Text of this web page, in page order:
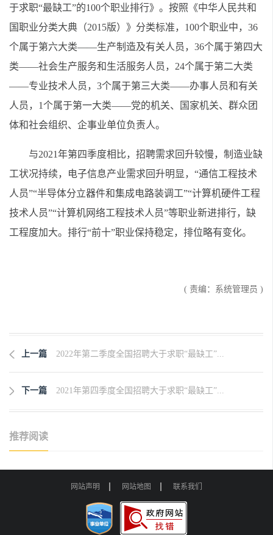
于求职“最缺工”的100个职业排行》。按照《中华人民共和
国职业分类大典（2015版）》分类标准，100个职业中，36
个属于第六大类——生产制造及有关人员，36个属于第四大
类——社会生产服务和生活服务人员，24个属于第二大类
——专业技术人员，3个属于第三大类——办事人员和有关
人员，1个属于第一大类——党的机关、国家机关、群众团
体和社会组织、企事业单位负责人。
与2021年第四季度相比，招聘需求回升较慢，制造业缺
工状况持续，电子信息产业需求回升明显，“通信工程技术
人员”“半导体分立器件和集成电路装调工”“计算机硬件工程
技术人员”“计算机网络工程技术人员”等职业新进排行，缺
工程度加大。排行“前十”职业保持稳定，排位略有变化。
( 责编：系统管理员 )
上一篇 2022年第二季度全国招聘大于求职“最缺工”...
下一篇 2021年第四季度全国招聘大于求职“最缺工”...
推荐阅读
网站声明 网站地图 联系我们